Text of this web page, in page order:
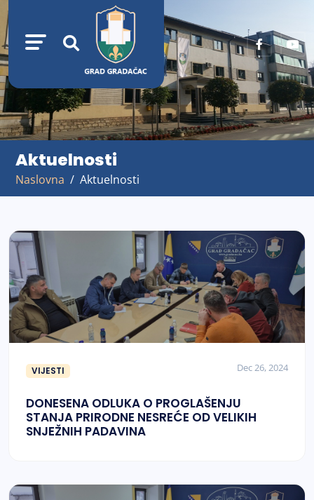
Aktuelnosti
Naslovna Aktuelnosti
VIJESTI Dec 26, 2024
DONESENA ODLUKA O PROGLAŠENJU
STANJA PRIRODNE NESREĆE OD VELIKIH
SNJEŽNIH PADAVINA